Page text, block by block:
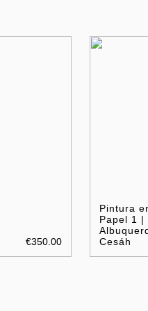
€350.00
Pintura
Papel 1 |
Cesáh